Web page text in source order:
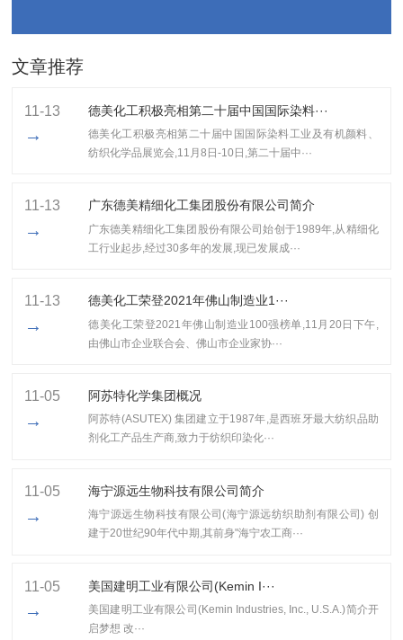
文章推荐
11-13
→
德美化工积极亮相第二十届中国国际染料···
德美化工积极亮相第二十届中国国际染料工业及有机颜料、
纺织化学品展览会,11月8日-10日,第二十届中···
11-13
→
广东德美精细化工集团股份有限公司简介
广东德美精细化工集团股份有限公司始创于1989年,从精细化
工行业起步,经过30多年的发展,现已发展成···
11-13
→
​德美化工荣登2021年佛山制造业1···
​德美化工荣登2021年佛山制造业100强榜单,11月20日下午,
由佛山市企业联合会、佛山市企业家协···
11-05
→
阿苏特化学集团概况
阿苏特(ASUTEX) 集团建立于1987年,是西班牙最大纺织品助
剂化工产品生产商,致力于纺织印染化···
11-05
→
海宁源远生物科技有限公司简介
海宁源远生物科技有限公司(海宁源远纺织助剂有限公司) 创
建于20世纪90年代中期,其前身"海宁农工商···
11-05
→
美国建明工业有限公司(Kemin I···
美国建明工业有限公司(Kemin Industries, Inc., U.S.A.)简介开
启梦想 改···